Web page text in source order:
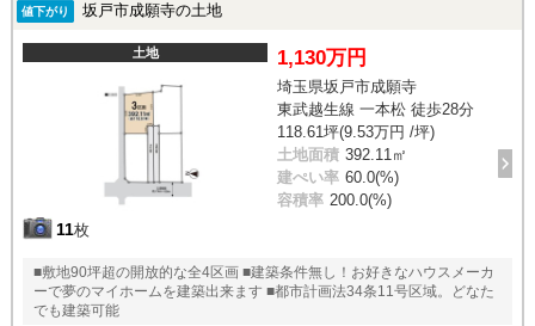
値下がり 坂戸市成願寺の土地
土地
11枚
1,130万円
埼玉県坂戸市成願寺
東武越生線 一本松 徒歩28分
118.61坪(9.53万円 /坪)
土地面積 392.11㎡
建ぺい率 60.0(%)
容積率 200.0(%)
■敷地90坪超の開放的な全4区画 ■建築条件無し！お好きなハウスメーカ
ーで夢のマイホームを建築出来ます ■都市計画法34条11号区域。どなた
でも建築可能